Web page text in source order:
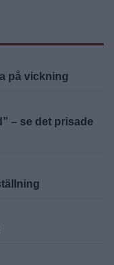
på vickning
– se det prisade